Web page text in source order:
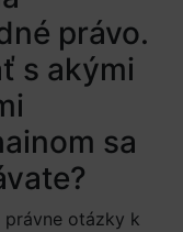
právo.
s akými
sa
právne otázky k